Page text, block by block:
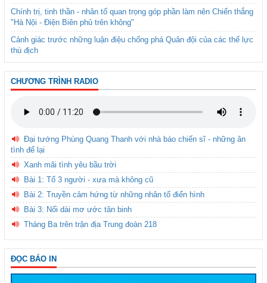
Chính trị, tinh thần - nhân tố quan trọng góp phần làm nên Chiến thắng
"Hà Nội - Điện Biên phủ trên không"
Cảnh giác trước những luận điệu chống phá Quân đội của các thế lực
thù địch
CHƯƠNG TRÌNH RADIO
Đại tướng Phùng Quang Thanh với nhà báo chiến sĩ - những ân
tình để lại
Xanh mãi tình yêu bầu trời
Bài 1: Tổ 3 người - xưa mà không cũ
Bài 2: Truyền cảm hứng từ những nhân tố điển hình
Bài 3: Nối dài mơ ước tân binh
Tháng Ba trên trận địa Trung đoàn 218
ĐỌC BÁO IN